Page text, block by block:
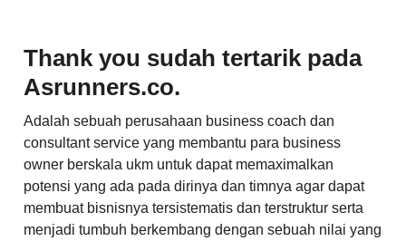
Thank you sudah tertarik pada
Asrunners.co.
Adalah sebuah perusahaan business coach dan
consultant service yang membantu para business
owner berskala ukm untuk dapat memaximalkan
potensi yang ada pada dirinya dan timnya agar dapat
membuat bisnisnya tersistematis dan terstruktur serta
menjadi tumbuh berkembang dengan sebuah nilai yang